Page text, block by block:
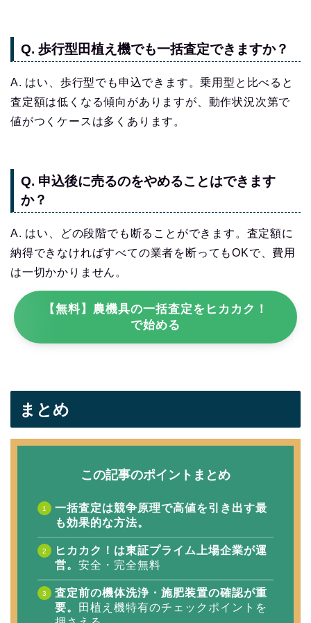
Q. 歩行型田植え機でも一括査定できますか？
A. はい、歩行型でも申込できます。乗用型と比べると
査定額は低くなる傾向がありますが、動作状況次第で
値がつくケースは多くあります。
Q. 申込後に売るのをやめることはできます
か？
A. はい、どの段階でも断ることができます。査定額に
納得できなければすべての業者を断ってもOKで、費用
は一切かかりません。
【無料】農機具の一括査定をヒカカク！
で始める
まとめ
この記事のポイントまとめ
一括査定は競争原理で高値を引き出す最
も効果的な方法。
ヒカカク！は東証プライム上場企業が運
営。 安全・完全無料
査定前の機体洗浄・施肥装置の確認が重
要。
田植え機特有のチェックポイントを